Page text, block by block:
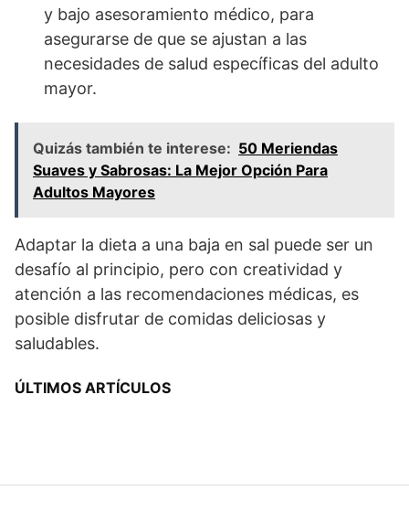
y bajo asesoramiento médico, para
asegurarse de que se ajustan a las
necesidades de salud específicas del adulto
mayor.
Quizás también te interese: 50 Meriendas
Suaves y Sabrosas: La Mejor Opción Para
Adultos Mayores
Adaptar la dieta a una baja en sal puede ser un
desafío al principio, pero con creatividad y
atención a las recomendaciones médicas, es
posible disfrutar de comidas deliciosas y
saludables.
ÚLTIMOS ARTÍCULOS